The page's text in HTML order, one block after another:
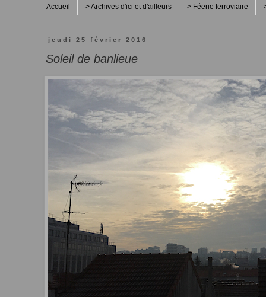
Accueil > Archives d'ici et d'ailleurs > Féerie ferroviaire
jeudi 25 février 2016
Soleil de banlieue